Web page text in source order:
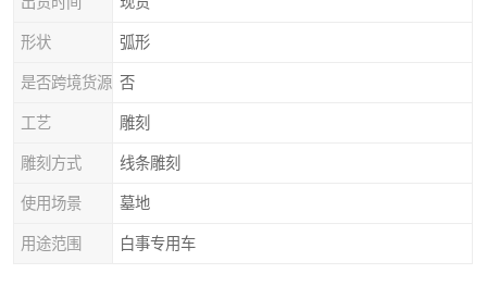
形状 弧形
是否跨境货源 否
工艺 雕刻
雕刻方式 线条雕刻
使用场景 墓地
用途范围 白事专用车